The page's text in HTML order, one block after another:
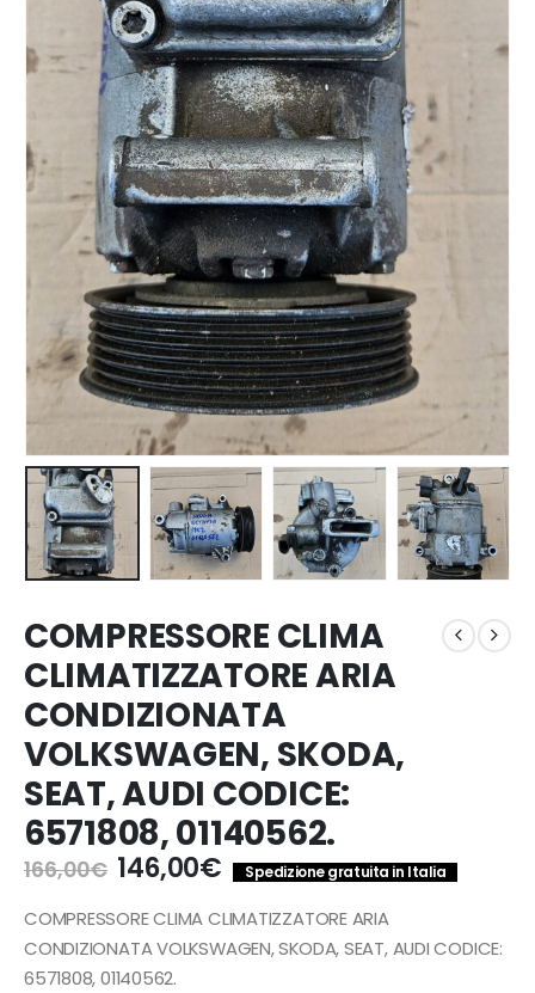
COMPRESSORE CLIMA
CLIMATIZZATORE ARIA
CONDIZIONATA
VOLKSWAGEN, SKODA,
SEAT, AUDI CODICE:
6571808, 01140562.
166,00€ Il
prezzo
originale
era:
166,00€.
146,00€Il
prezzo
attuale
è:
Spedizione gratuita in Italia
COMPRESSORE CLIMA CLIMATIZZATORE ARIA
CONDIZIONATA VOLKSWAGEN, SKODA, SEAT, AUDI CODICE:
6571808, 01140562.